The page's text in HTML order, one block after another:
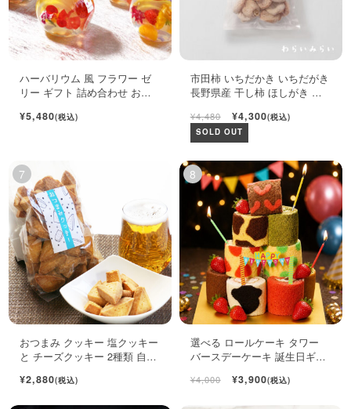
ハーバリウム 風 フラワー ゼ
リー ギフト 詰め合わせ おし
¥5,480(税込)
市田柿 いちだかき いちだがき
長野県産 干し柿 ほしがき い
¥4,480 ¥4,300(税込)
SOLD OUT
おつまみ クッキー 塩クッキー
と チーズクッキー 2種類 自宅
¥2,880(税込)
選べる ロールケーキ タワー
バースデーケーキ 誕生日ギフ
¥4,000 ¥3,900(税込)